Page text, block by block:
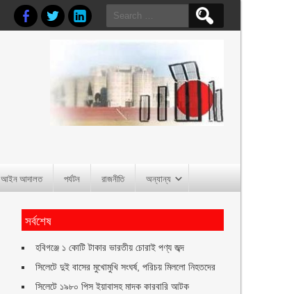
Search
for:
আইন আদালত পর্যটন রাজনীতি অন্যান্য
সর্বশেষ
হবিগঞ্জে ১ কোটি টাকার ভারতীয় চোরাই পণ্য জব্দ
সিলেটে দুই বাসের মুখোমুখি সংঘর্ষ, পরিচয় মিললো নিহতদের
সিলেটে ১৯৮০ পিস ইয়াবাসহ মাদক কারবারি আটক